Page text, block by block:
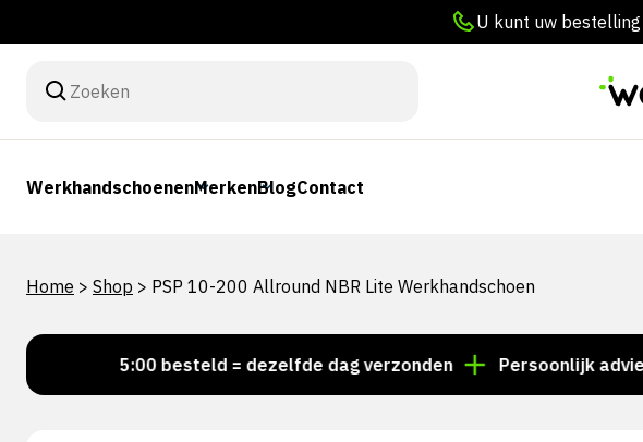
U kunt uw
WerkhandschoenenMerkenBlogContact
Home > Shop > PSP 10-200 Allround NBR Lite Werkhandschoen
Voor 15:00 besteld = dezelfde dag verzonden Persoonlijk advies?